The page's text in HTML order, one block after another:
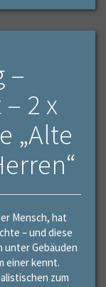
–
2 x
„Alte
Mensch, hat
– und diese
unter Gebäuden
einer kennt.
zum